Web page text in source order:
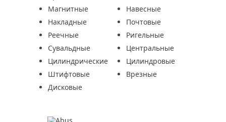
Магнитные
Навесные
Накладные
Почтовые
Реечные
Ригельные
Сувальдные
Центральные
Цилиндрические
Цилиндровые
Штифтовые
Врезные
Дисковые